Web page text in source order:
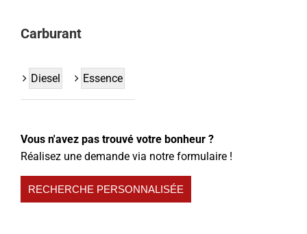
Carburant
Diesel Essence
Vous n'avez pas trouvé votre bonheur ?
Réalisez une demande via notre formulaire !
RECHERCHE PERSONNALISÉE